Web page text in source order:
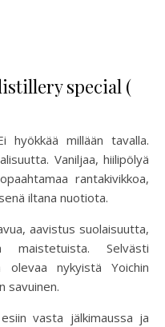
special (
hyökkää millään tavalla.
Vaniljaa, hiilipölyä
rantakivikkoa,
iltana nuotiota.
aavistus suolaisuutta,
maistetuista. Selvästi
olevaa nykyistä Yoichin
savuinen.
vasta jälkimaussa ja